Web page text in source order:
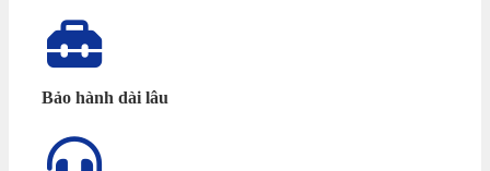
Bảo hành dài lâu